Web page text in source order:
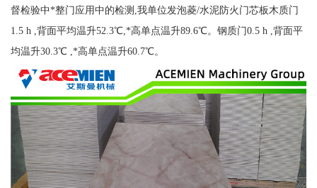
督检验中*整门应用中的检测,我单位发泡菱/水泥防火门芯板木质门
1.5 h ,背面平均温升52.3℃,*高单点温升89.6℃。钢质门0.5 h ,背面平
均温升30.3℃ ,*高单点温升60.7℃。